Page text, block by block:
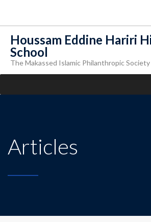
Houssam Eddine Hariri
School
The Makassed Islamic Philanthropic Society
Articles